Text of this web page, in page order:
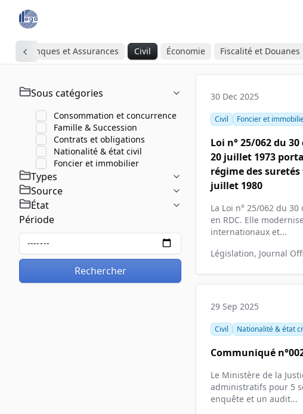
Banques et Assurances Civil Économie Fiscalité et Douanes
Filtres
Sous catégories
Consommation et concurrence
Famille & Succession
Contrats et obligations
Nationalité & état civil
Foncier et immobilier
Types
Source
État
Période
Rechercher
Civil
30 Dec 2025
Civil Foncier et
Loi n° 25/062 du
20 juillet 1973
régime des
juillet 1980
La Loi n° 25/062 du
en RDC. Elle
internationaux et...
Législation, Journal
29 Sep 2025
Civil Nationalité & état
Communiqué
Le Ministère de la
administratifs pour 5
enquête et un audit...